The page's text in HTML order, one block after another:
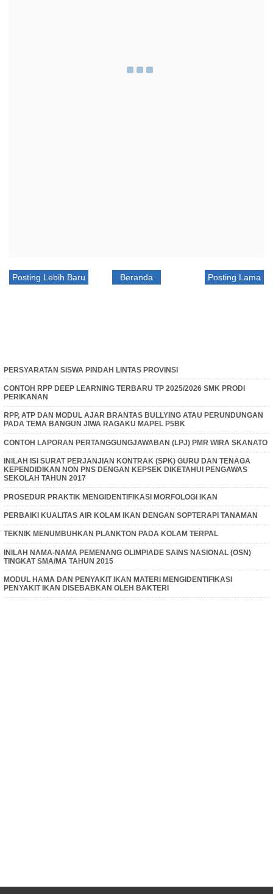
Posting Lebih Baru Posting Lama
Beranda
PERSYARATAN SISWA PINDAH LINTAS PROVINSI
CONTOH RPP DEEP LEARNING TERBARU TP 2025/2026 SMK PRODI
PERIKANAN
RPP, ATP DAN MODUL AJAR BRANTAS BULLYING ATAU PERUNDUNGAN
PADA TEMA BANGUN JIWA RAGAKU MAPEL P5BK
CONTOH LAPORAN PERTANGGUNGJAWABAN (LPJ) PMR WIRA SKANATO
INILAH ISI SURAT PERJANJIAN KONTRAK (SPK) GURU DAN TENAGA
KEPENDIDIKAN NON PNS DENGAN KEPSEK DIKETAHUI PENGAWAS
SEKOLAH TAHUN 2017
PROSEDUR PRAKTIK MENGIDENTIFIKASI MORFOLOGI IKAN
PERBAIKI KUALITAS AIR KOLAM IKAN DENGAN SOPTERAPI TANAMAN
TEKNIK MENUMBUHKAN PLANKTON PADA KOLAM TERPAL
INILAH NAMA-NAMA PEMENANG OLIMPIADE SAINS NASIONAL (OSN)
TINGKAT SMA/MA TAHUN 2015
MODUL HAMA DAN PENYAKIT IKAN MATERI MENGIDENTIFIKASI
PENYAKIT IKAN DISEBABKAN OLEH BAKTERI